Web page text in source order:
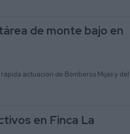
de monte bajo en
actuación de Bomberos Mijas y del
en Finca La